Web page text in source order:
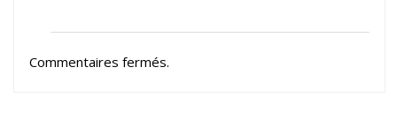
Commentaires fermés.